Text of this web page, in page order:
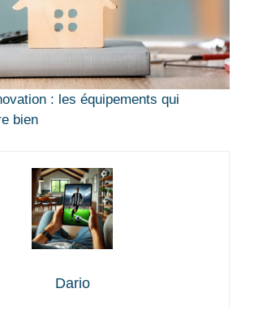
: les équipements qui
bien
Dario